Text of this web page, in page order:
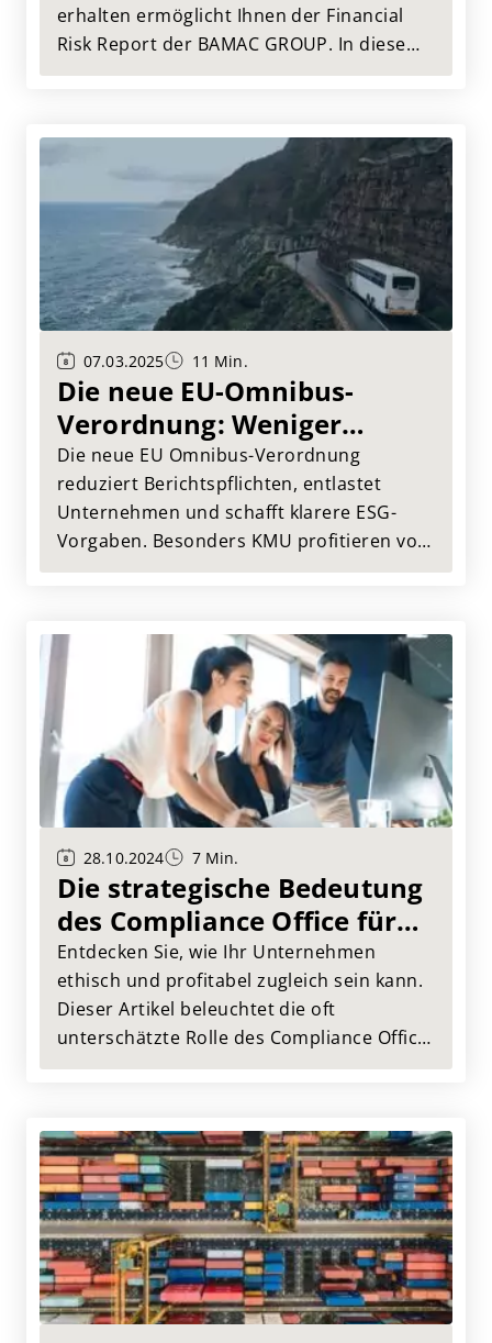
erhalten ermöglicht Ihnen der Financial
Risk Report der BAMAC GROUP. In diesem
Artikel zeigen wir Ihnen anhand eines
Unternehmen aus dem Financial Risk
Report ziehen können.
07.03.2025 11 Min.
Die neue EU-Omnibus-
Verordnung: Weniger
Bürokratie, mehr Effizienz
für Unternehmen
Die neue EU Omnibus-Verordnung
reduziert Berichtspflichten, entlastet
Unternehmen und schafft klarere ESG-
Vorgaben. Besonders KMU profitieren von
geringeren administrativen Hürden,
Erfahren Sie, welche Änderungen auf Ihr
Unternehmen zukommen und wie Sie sich
optimal darauf vorbereiten können.
28.10.2024 7 Min.
Die strategische Bedeutung
des Compliance Office für
Unternehmen
Entdecken Sie, wie Ihr Unternehmen
ethisch und profitabel zugleich sein kann.
Dieser Artikel beleuchtet die oft
unterschätzte Rolle des Compliance Office
als Schlüssel zu integrem und
vorbildlichen Unternehmen Realität
werden lässt.